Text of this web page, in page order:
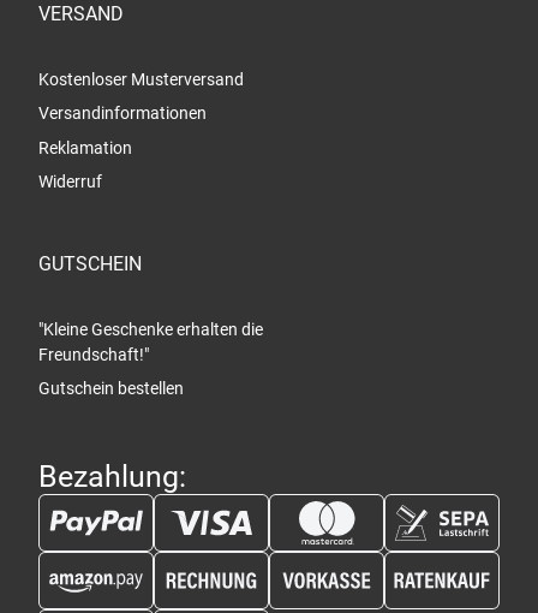
VERSAND
Kostenloser Musterversand
Versandinformationen
Reklamation
Widerruf
GUTSCHEIN
"Kleine Geschenke erhalten die
Freundschaft!"
Gutschein bestellen
Bezahlung: